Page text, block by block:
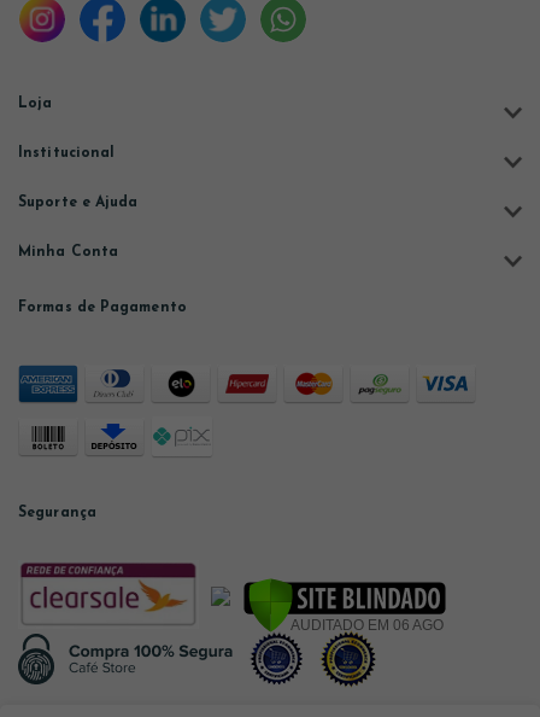
Loja
Institucional
Suporte e Ajuda
Minha Conta
Formas de Pagamento
Segurança